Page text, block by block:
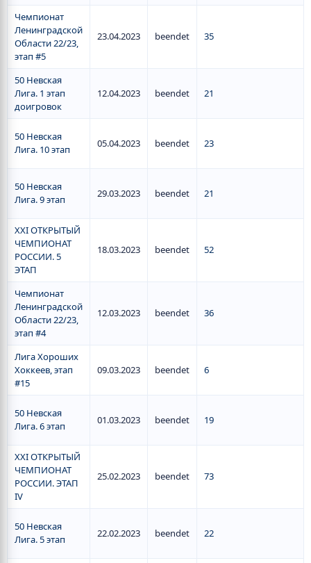
Чемпионат
Ленинградской
Области 22/23,
этап #5
23.04.2023 beendet 35
50 Невская
Лига. 1 этап
доигровок
12.04.2023 beendet 21
50 Невская
Лига. 10 этап
05.04.2023 beendet 23
50 Невская
Лига. 9 этап
29.03.2023 beendet 21
XXI ОТКРЫТЫЙ
ЧЕМПИОНАТ
РОССИИ. 5
ЭТАП
18.03.2023 beendet 52
Чемпионат
Ленинградской
Области 22/23,
этап #4
12.03.2023 beendet 36
Лига Хороших
Хоккеев, этап
#15
09.03.2023 beendet 6
50 Невская
Лига. 6 этап
01.03.2023 beendet 19
XXI ОТКРЫТЫЙ
ЧЕМПИОНАТ
РОССИИ. ЭТАП
IV
25.02.2023 beendet 73
50 Невская
Лига. 5 этап
22.02.2023 beendet 22